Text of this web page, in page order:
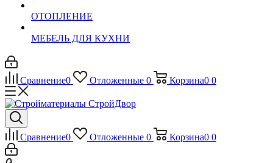
ОТОПЛЕНИЕ
МЕБЕЛЬ ДЛЯ КУХНИ
Сравнение0 Отложенные 0 Корзина0 0
Сравнение0 Отложенные 0 Корзина0 0